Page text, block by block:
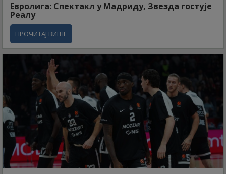
Евролига: Спектакл у Мадриду, Звезда гостује
Реалу
ПРОЧИТАЈ ВИШЕ